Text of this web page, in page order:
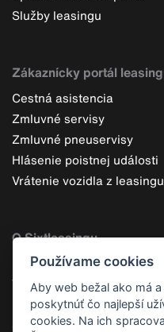
Služby leasingu
Zákaznícky portál
Cestná asistencia
Zmluvné servisy
Zmluvné pneuservisy
Hlásenie poistnej události
Vrátenie vozidla z leasingu
O Sixtleasingu
Čo je operatívny leasing
Výhody operatívneho
Prečo leasing od Sixtu
Skupina Sixt
Používame cookies
Aby web bežal ako má
poskytnúť čo najlepší
cookies. Na ich